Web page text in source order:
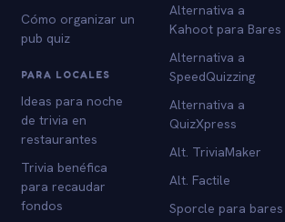
Cómo organizar un
pub quiz
PARA LOCALES
Ideas para noche
de trivia en
restaurantes
Trivia benéfica
para recaudar
fondos
Alternativa a
Kahoot para Bares
Alternativa a
SpeedQuizzing
Alternativa a
QuizXpress
Alt. TriviaMaker
Alt. Factile
Sporcle para bares